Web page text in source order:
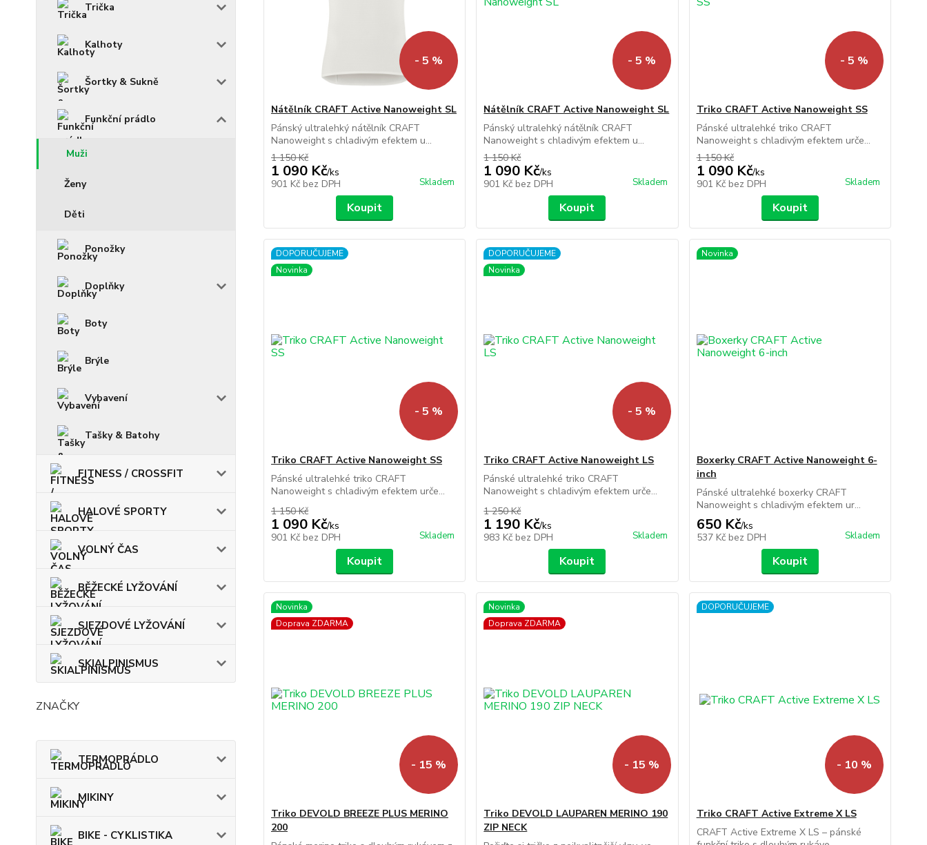
Trička
Kalhoty
Šortky & Sukně
Funkční prádlo
Muži
Ženy
Děti
Ponožky
Doplňky
Boty
Brýle
Vybavení
Tašky & Batohy
FITNESS / CROSSFIT
HALOVÉ SPORTY
VOLNÝ ČAS
BĚŽECKÉ LYŽOVÁNÍ
SJEZDOVÉ LYŽOVÁNÍ
SKIALPINISMUS
ZNAČKY
TERMOPRÁDLO
MIKINY
BIKE - CYKLISTIKA
- 5 %
Nátělník CRAFT Active Nanoweight SL
Pánský ultralehký nátělník CRAFT
Nanoweight s chladivým efektem u...
1 150 Kč
1 090 Kč/ks
901 Kč bez DPH Skladem
Koupit
- 5 %
Nátělník CRAFT Active Nanoweight SL
Pánský ultralehký nátělník CRAFT
Nanoweight s chladivým efektem u...
1 150 Kč
1 090 Kč/ks
901 Kč bez DPH Skladem
Koupit
- 5 %
Triko CRAFT Active Nanoweight SS
Pánské ultralehké triko CRAFT
Nanoweight s chladivým efektem urče...
1 150 Kč
1 090 Kč/ks
901 Kč bez DPH Skladem
Koupit
DOPORUČUJEME
Novinka
- 5 %
Triko CRAFT Active Nanoweight SS
Pánské ultralehké triko CRAFT
Nanoweight s chladivým efektem urče...
1 150 Kč
1 090 Kč/ks
901 Kč bez DPH Skladem
Koupit
DOPORUČUJEME
Novinka
- 5 %
Triko CRAFT Active Nanoweight LS
Pánské ultralehké triko CRAFT
Nanoweight s chladivým efektem urče...
1 250 Kč
1 190 Kč/ks
983 Kč bez DPH Skladem
Koupit
Novinka
Boxerky CRAFT Active Nanoweight 6-
inch
Pánské ultralehké boxerky CRAFT
Nanoweight s chladivým efektem ur...
650 Kč/ks
537 Kč bez DPH Skladem
Koupit
Novinka
Doprava ZDARMA
- 15 %
Triko DEVOLD BREEZE PLUS MERINO
200
Novinka
Doprava ZDARMA
- 15 %
Triko DEVOLD LAUPAREN MERINO 190
ZIP NECK
DOPORUČUJEME
- 10 %
Triko CRAFT Active Extreme X LS
CRAFT Active Extreme X LS – pánské